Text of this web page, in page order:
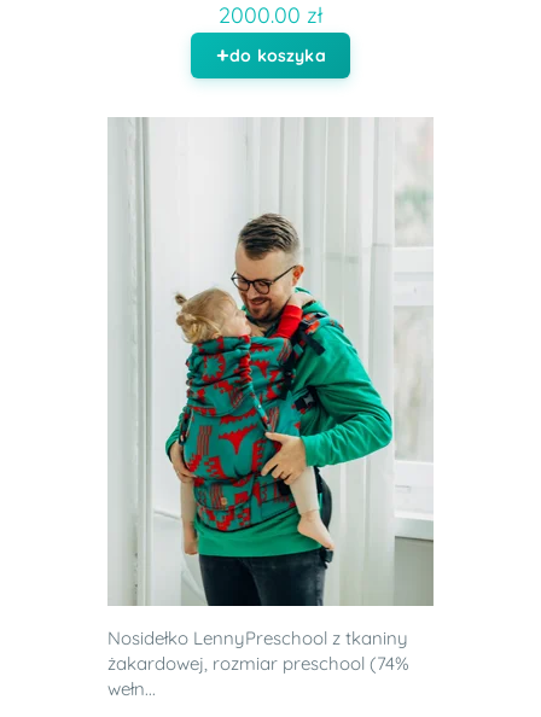
2000.00 zł
do koszyka
Nosidełko LennyPreschool z tkaniny
żakardowej, rozmiar preschool (74%
wełn...